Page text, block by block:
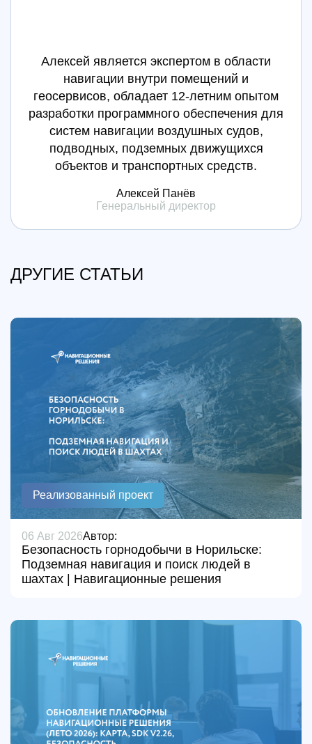
Алексей является экспертом в области
навигации внутри помещений и
геосервисов, обладает 12-летним опытом
разработки программного обеспечения для
систем навигации воздушных судов,
подводных, подземных движущихся
объектов и транспортных средств.
Алексей Панёв
Генеральный директор
ДРУГИЕ СТАТЬИ
Реализованный проект
06 Авг 2026Автор:
Безопасность горнодобычи в Норильске:
Подземная навигация и поиск людей в
шахтах | Навигационные решения